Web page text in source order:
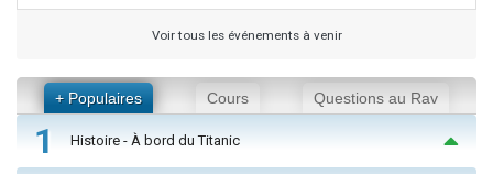
Voir tous les événements à venir
+ Populaires Cours Questions au Rav
1 Histoire - À bord du Titanic